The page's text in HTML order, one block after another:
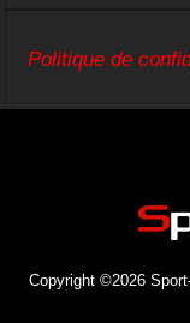
Politique de
Copyright ©2026